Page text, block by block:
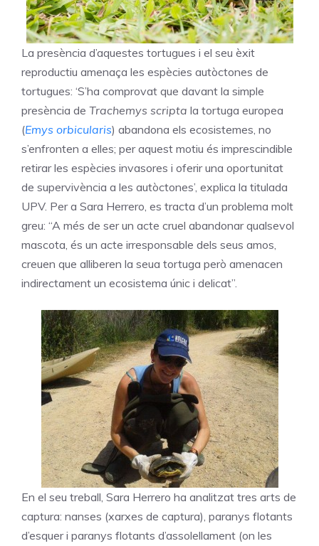
La presència d’aquestes tortugues i el seu èxit
reproductiu amenaça les espècies autòctones de
tortugues: ‘S’ha comprovat que davant la simple
presència de Trachemys scripta la tortuga europea
(Emys orbicularis) abandona els ecosistemes, no
s’enfronten a elles; per aquest motiu és imprescindible
retirar les espècies invasores i oferir una oportunitat
de supervivència a les autòctones’, explica la titulada
UPV. Per a Sara Herrero, es tracta d’un problema molt
greu: “A més de ser un acte cruel abandonar qualsevol
mascota, és un acte irresponsable dels seus amos,
creuen que alliberen la seua tortuga però amenacen
indirectament un ecosistema únic i delicat”.
En el seu treball, Sara Herrero ha analitzat tres arts de
captura: nanses (xarxes de captura), paranys flotants
d’esquer i paranys flotants d’assolellament (on les